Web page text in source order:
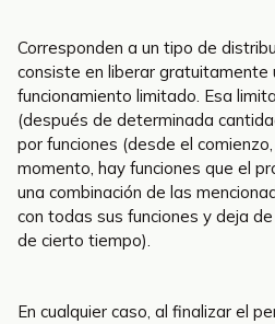
Corresponden a un tipo de
consiste en liberar gratuitamente
funcionamiento limitado. Esa
(después de determinada
por funciones (desde el
momento, hay funciones que el
una combinación de las
con todas sus funciones y deja
de cierto tiempo).
En cualquier caso, al finalizar el